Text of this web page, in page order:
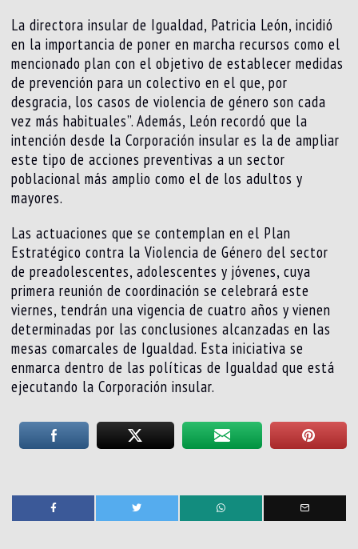
La directora insular de Igualdad, Patricia León, incidió
en la importancia de poner en marcha recursos como el
mencionado plan con el objetivo de establecer medidas
de prevención para un colectivo en el que, por
desgracia, los casos de violencia de género son cada
vez más habituales”. Además, León recordó que la
intención desde la Corporación insular es la de ampliar
este tipo de acciones preventivas a un sector
poblacional más amplio como el de los adultos y
mayores.
Las actuaciones que se contemplan en el Plan
Estratégico contra la Violencia de Género del sector
de preadolescentes, adolescentes y jóvenes, cuya
primera reunión de coordinación se celebrará este
viernes, tendrán una vigencia de cuatro años y vienen
determinadas por las conclusiones alcanzadas en las
mesas comarcales de Igualdad. Esta iniciativa se
enmarca dentro de las políticas de Igualdad que está
ejecutando la Corporación insular.